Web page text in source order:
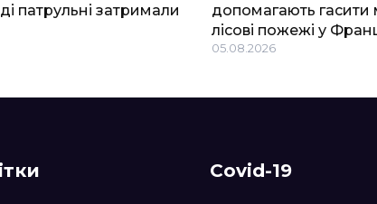
патрульні затримали
допомагають гасити
лісові пожежі у
05.08.2026
Covid-19